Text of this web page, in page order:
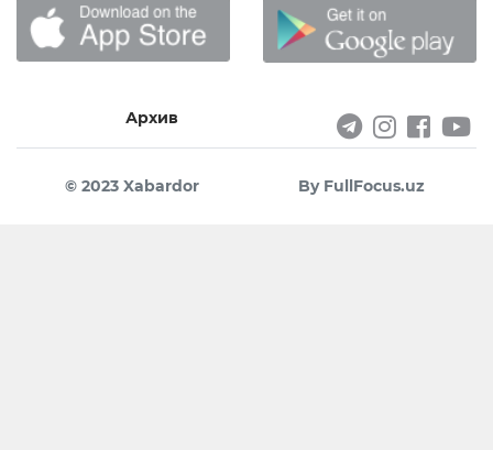
Архив
© 2023 Xabardor By FullFocus.uz